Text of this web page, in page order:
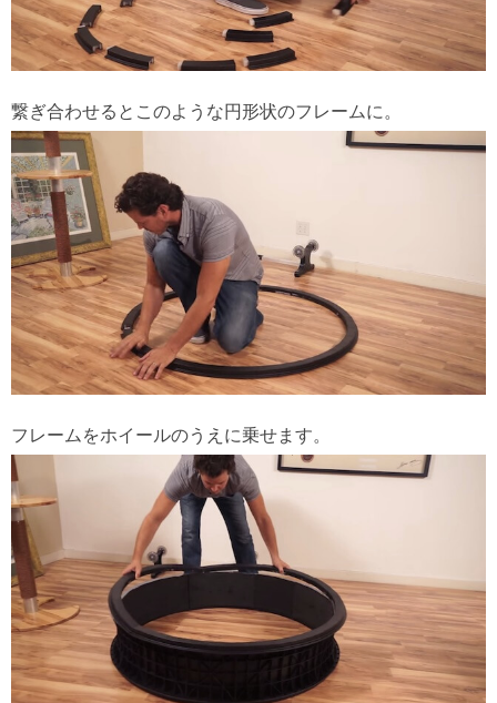
繋ぎ合わせるとこのような円形状のフレームに。
フレームをホイールのうえに乗せます。